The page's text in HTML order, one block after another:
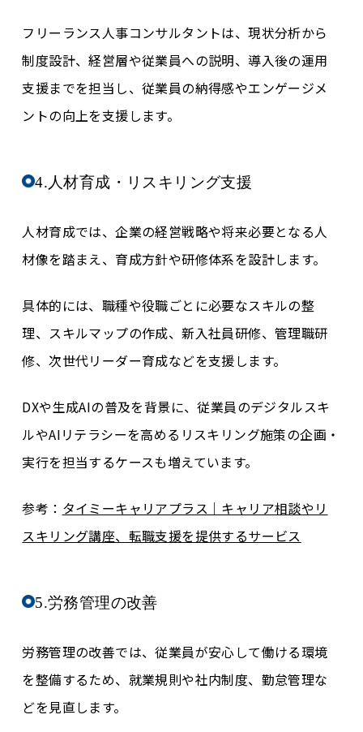
フリーランス人事コンサルタントは、現状分析から
制度設計、経営層や従業員への説明、導入後の運用
支援までを担当し、従業員の納得感やエンゲージメ
ントの向上を支援します。
4.人材育成・リスキリング支援
人材育成では、企業の経営戦略や将来必要となる人
材像を踏まえ、育成方針や研修体系を設計します。
具体的には、職種や役職ごとに必要なスキルの整
理、スキルマップの作成、新入社員研修、管理職研
修、次世代リーダー育成などを支援します。
DXや生成AIの普及を背景に、従業員のデジタルスキ
ルやAIリテラシーを高めるリスキリング施策の企画・
実行を担当するケースも増えています。
参考： タイミーキャリアプラス｜キャリア相談やリ
スキリング講座、転職支援を提供するサービス
5.労務管理の改善
労務管理の改善では、従業員が安心して働ける環境
を整備するため、就業規則や社内制度、勤怠管理な
どを見直します。